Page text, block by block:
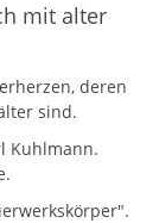
mit alter
deren
sind.
Kuhlmann.